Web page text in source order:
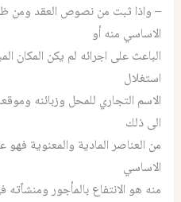
– واذا ثبت من نصوص العقد ومن
الاساسي منه أو
الباعث على اجرائه لم يكن المكان
استغلال
الاسم التجاري للمحل وزبائنه
الى ذلك
من العناصر المادية والمعنوية فهو
الاساسي
منه هو الانتفاع بالمأجور ومنشاّته